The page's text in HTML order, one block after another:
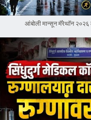
आंबोली मान्सून मॅरेथॉन २०२६